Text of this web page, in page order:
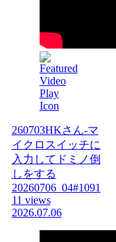
260703HKさん-マ
イクロスイッチに
入力してドミノ倒
しをする
20260706_04#1091
11 views
2026.07.06